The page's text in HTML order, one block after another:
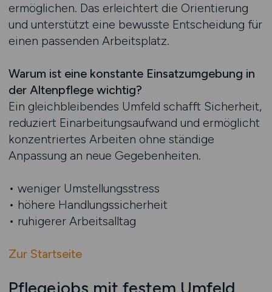
ermöglichen. Das erleichtert die Orientierung
und unterstützt eine bewusste Entscheidung für
einen passenden Arbeitsplatz.
Warum ist eine konstante Einsatzumgebung in
der Altenpflege wichtig?
Ein gleichbleibendes Umfeld schafft Sicherheit,
reduziert Einarbeitungsaufwand und ermöglicht
konzentriertes Arbeiten ohne ständige
Anpassung an neue Gegebenheiten.
• weniger Umstellungsstress
• höhere Handlungssicherheit
• ruhigerer Arbeitsalltag
Zur Startseite